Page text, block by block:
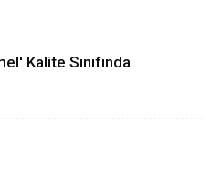
Kalite Sınıfında